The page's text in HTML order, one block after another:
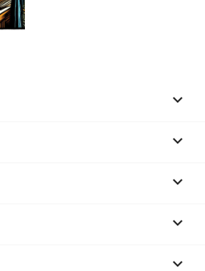




keyboard_arrow_down